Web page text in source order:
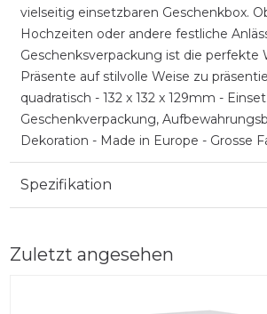
vielseitig einsetzbaren Geschenkbox.
Hochzeiten oder andere festliche
Geschenksverpackung ist die perfekte
Präsente auf stilvolle Weise zu
quadratisch - 132 x 132 x 129mm -
Geschenkverpackung,
Dekoration - Made in Europe - Grosse
Spezifikation
Zuletzt angesehen